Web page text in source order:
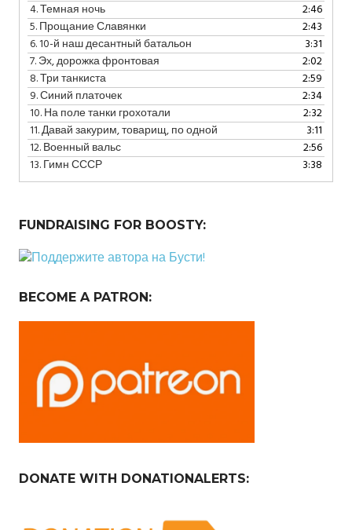
4.Темная ночь
2:46
5.Прощание Славянки
2:43
6.10-й наш десантный батальон
3:31
7.Эх, дорожка фронтовая
2:02
8.Три танкиста
2:59
9.Синий платочек
2:34
10.На поле танки грохотали
2:32
11.Давай закурим, товарищ, по одной
3:11
12.Военный вальс
2:56
13.Гимн СССР 3:38
FUNDRAISING FOR BOOSTY:
BECOME A PATRON:
DONATE WITH DONATIONALERTS: